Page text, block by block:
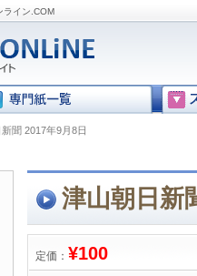
ライン.COM
聞 2017年9月8日
津山朝日新
定価： ¥100